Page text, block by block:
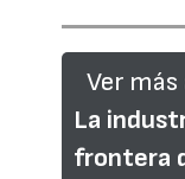
Ver
La
frontera